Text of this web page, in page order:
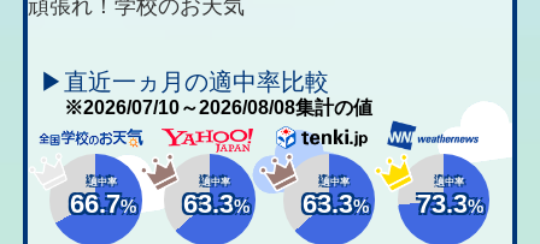
頑張れ！学校のお天気
▶直近一ヵ月の適中率比較
※2026/07/10～2026/08/08集計の値
適中率
66.7%
適中率
63.3%
適中率
63.3%
適中率
73.3%